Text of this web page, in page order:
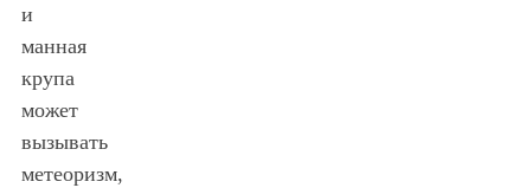
и
манная
крупа
может
вызывать
метеоризм,